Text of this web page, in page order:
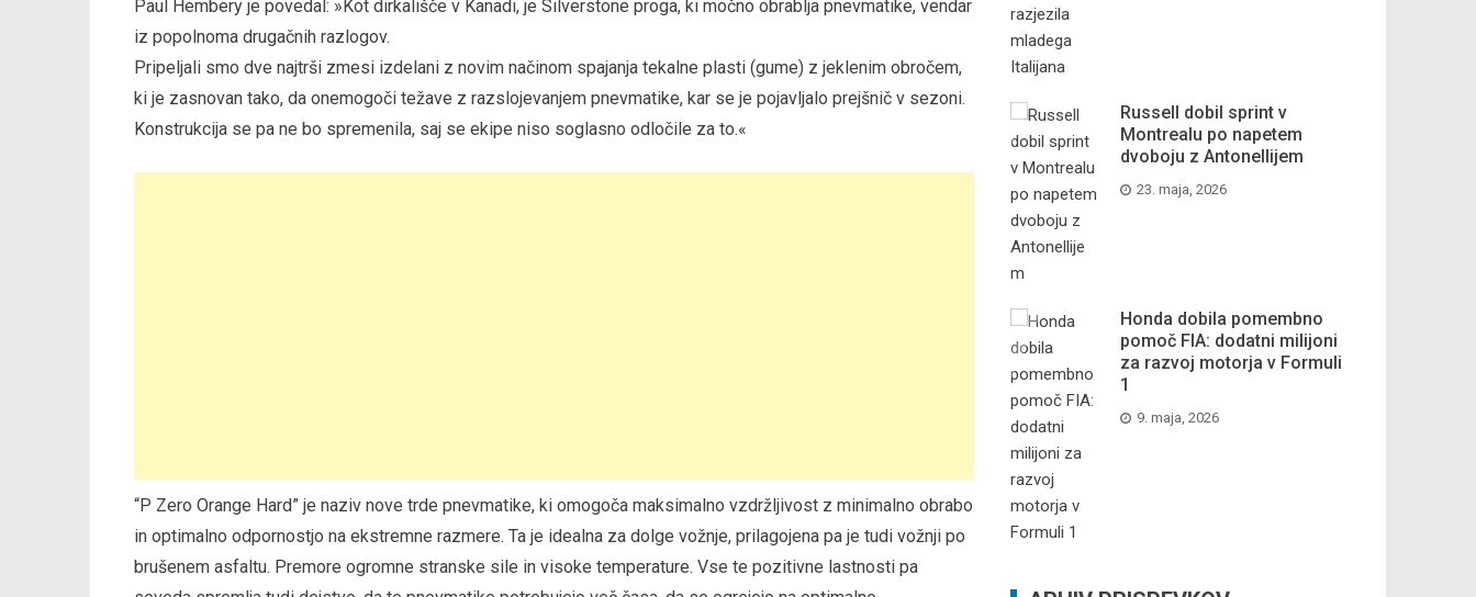
Paul Hembery je povedal: »Kot dirkališče v Kanadi, je Silverstone proga, ki močno obrablja pnevmatike, vendar
iz popolnoma drugačnih razlogov.
Pripeljali smo dve najtrši zmesi izdelani z novim načinom spajanja tekalne plasti (gume) z jeklenim obročem,
ki je zasnovan tako, da onemogoči težave z razslojevanjem pnevmatike, kar se je pojavljalo prejšnič v sezoni.
Konstrukcija se pa ne bo spremenila, saj se ekipe niso soglasno odločile za to.«
“P Zero Orange Hard” je naziv nove trde pnevmatike, ki omogoča maksimalno vzdržljivost z minimalno obrabo
in optimalno odpornostjo na ekstremne razmere. Ta je idealna za dolge vožnje, prilagojena pa je tudi vožnji po
brušenem asfaltu. Premore ogromne stranske sile in visoke temperature. Vse te pozitivne lastnosti pa
Russell dobil sprint v
Montrealu po napetem
dvoboju z Antonellijem
23. maja, 2026
Honda dobila pomembno
pomoč FIA: dodatni milijoni
za razvoj motorja v Formuli
1
9. maja, 2026